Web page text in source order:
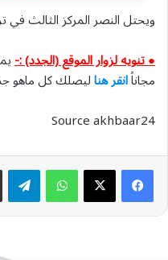
ويحتل النصر المركز الثالث في
● تنويه لزوار الموقع (الجدد) :-
مجاناًانقر هناليصلك كل ماهو
Source akhbaar24
واتساب